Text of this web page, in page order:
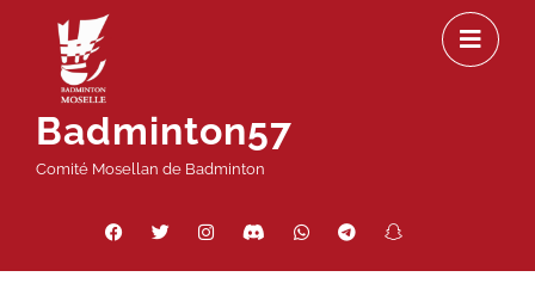
contenu
Badminton57
Comité Mosellan de Badminton
Facebook
Twitter InstagramDiscordWhatsAppTelegram